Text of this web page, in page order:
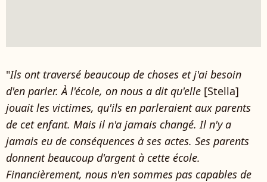
"Ils ont traversé beaucoup de choses et j'ai besoin
d'en parler. À l'école, on nous a dit qu'elle [Stella]
jouait les victimes, qu'ils en parleraient aux parents
de cet enfant. Mais il n'a jamais changé. Il n'y a
jamais eu de conséquences à ses actes. Ses parents
donnent beaucoup d'argent à cette école.
Financièrement, nous n'en sommes pas capables de